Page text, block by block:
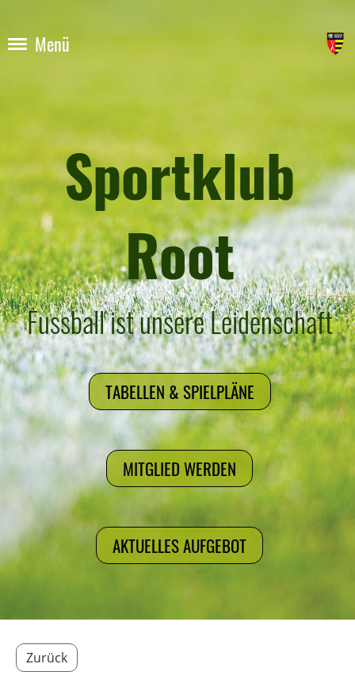
Menü
Sportklub
Root
Fussball ist unsere Leidenschaft
TABELLEN & SPIELPLÄNE
MITGLIED WERDEN
AKTUELLES AUFGEBOT
Zurück